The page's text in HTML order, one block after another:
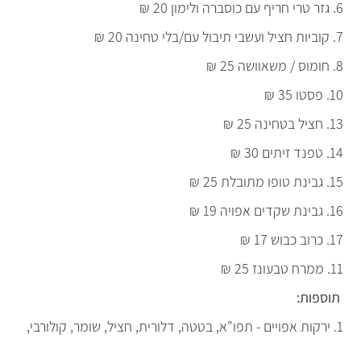
6. גזר טרי חריף עם כוסברה ולימון 20 ₪
7. קוביות חציל ועשבי תיבול עם/בלי טחינה 20 ₪
8. חומוס / משאוושה 25 ₪
10. פסטו 35 ₪
13. חציל בטחינה 25 ₪
14. טפנד זיתים 30 ₪
15. גבינת טופו מתובלת 25 ₪
16. גבינת שקדים אפויה 19 ₪
17. כרוב כבוש 17 ₪
11. ממרח טבעונז 25 ₪
תוספות:
1. ירקות אפויים - תפו"א, בטטה, דלורית, חציל, שומר, קולורבי,